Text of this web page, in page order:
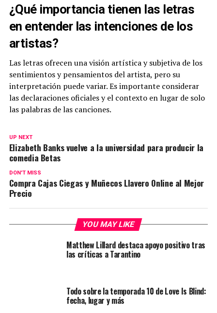
¿Qué importancia tienen las letras
en entender las intenciones de los
artistas?
Las letras ofrecen una visión artística y subjetiva de los
sentimientos y pensamientos del artista, pero su
interpretación puede variar. Es importante considerar
las declaraciones oficiales y el contexto en lugar de solo
las palabras de las canciones.
UP NEXT
Elizabeth Banks vuelve a la universidad para producir la
comedia Betas
DON'T MISS
Compra Cajas Ciegas y Muñecos Llavero Online al Mejor
Precio
YOU MAY LIKE
Matthew Lillard destaca apoyo positivo tras
las críticas a Tarantino
Todo sobre la temporada 10 de Love Is Blind:
fecha, lugar y más